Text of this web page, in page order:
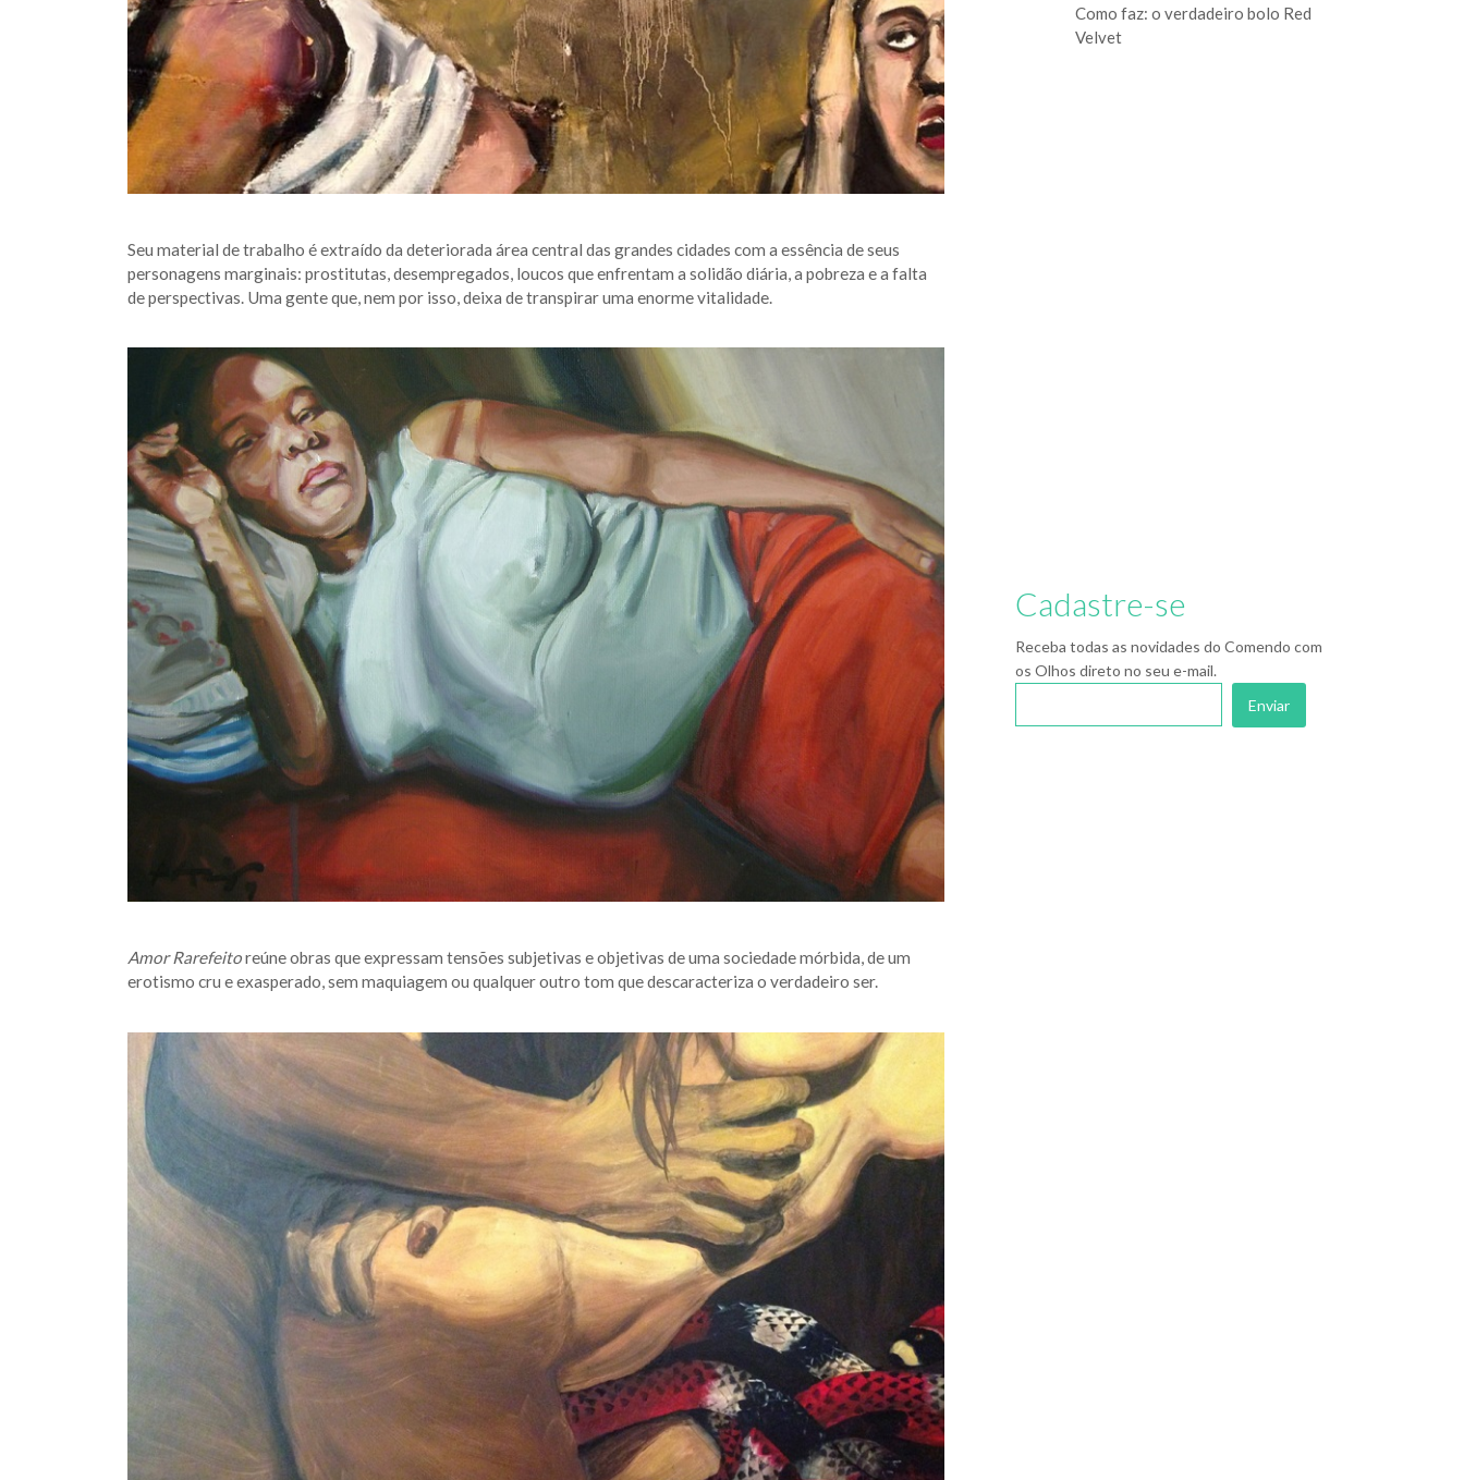
Seu material de trabalho é extraído da deteriorada área central das grandes cidades com a essência de seus
personagens marginais: prostitutas, desempregados, loucos que enfrentam a solidão diária, a pobreza e a falta
de perspectivas. Uma gente que, nem por isso, deixa de transpirar uma enorme vitalidade.
Amor Rarefeitoreúne obras que expressam tensões subjetivas e objetivas de uma sociedade mórbida, de um
erotismo cru e exasperado, sem maquiagem ou qualquer outro tom que descaracteriza o verdadeiro ser.
Como faz: o verdadeiro bolo Red
Velvet
Cadastre-se
Receba todas as novidades do Comendo com
os Olhos direto no seu e-mail.